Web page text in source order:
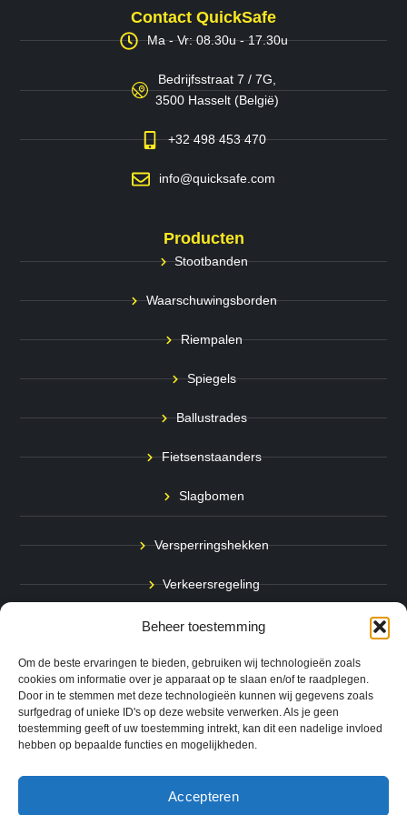
Beheer toestemming
Om de beste ervaringen te bieden, gebruiken wij technologieën zoals
cookies om informatie over je apparaat op te slaan en/of te raadplegen.
Door in te stemmen met deze technologieën kunnen wij gegevens zoals
surfgedrag of unieke ID's op deze website verwerken. Als je geen
toestemming geeft of uw toestemming intrekt, kan dit een nadelige invloed
hebben op bepaalde functies en mogelijkheden.
Accepteren
Contact QuickSafe
Ma - Vr: 08.30u - 17.30u
Bedrijfsstraat 7 / 7G,
3500 Hasselt (België)
+32 498 453 470
info@quicksafe.com
Producten
Stootbanden
Waarschuwingsborden
Riempalen
Spiegels
Ballustrades
Fietsenstaanders
Slagbomen
Versperringshekken
Verkeersregeling
Stadspalen
Afzetpalen
Bodemmarkering
Ram- & Aanrijbeveiliging